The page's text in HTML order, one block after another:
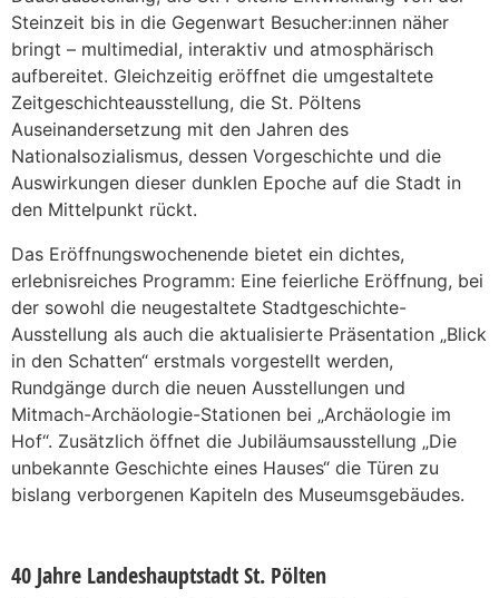
Steinzeit bis in die Gegenwart Besucher:innen näher
bringt – multimedial, interaktiv und atmosphärisch
aufbereitet. Gleichzeitig eröffnet die umgestaltete
Zeitgeschichteausstellung, die St. Pöltens
Auseinandersetzung mit den Jahren des
Nationalsozialismus, dessen Vorgeschichte und die
Auswirkungen dieser dunklen Epoche auf die Stadt in
den Mittelpunkt rückt.
Das Eröffnungswochenende bietet ein dichtes,
erlebnisreiches Programm: Eine feierliche Eröffnung, bei
der sowohl die neugestaltete Stadtgeschichte-
Ausstellung als auch die aktualisierte Präsentation „Blick
in den Schatten“ erstmals vorgestellt werden,
Rundgänge durch die neuen Ausstellungen und
Mitmach-Archäologie-Stationen bei „Archäologie im
Hof“. Zusätzlich öffnet die Jubiläumsausstellung „Die
unbekannte Geschichte eines Hauses“ die Türen zu
bislang verborgenen Kapiteln des Museumsgebäudes.
40 Jahre Landeshauptstadt St. Pölten